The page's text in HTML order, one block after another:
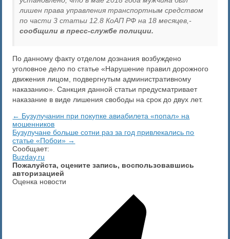
лишен права управления транспортным средством
по части 3 статьи 12.8 КоАП РФ на 18 месяцев,-
сообщили в пресс-службе полиции.
По данному факту отделом дознания возбуждено
уголовное дело по статье «Нарушение правил дорожного
движения лицом, подвергнутым административному
наказанию». Санкция данной статьи предусматривает
наказание в виде лишения свободы на срок до двух лет.
← Бузулучанин при покупке авиабилета «попал» на
мошенников
Бузулучане больше сотни раз за год привлекались по
статье «Побои» →
Сообщает:
Buzday.ru
Пожалуйста, оцените запись, воспользовавшись
авторизацией
Оценка новости